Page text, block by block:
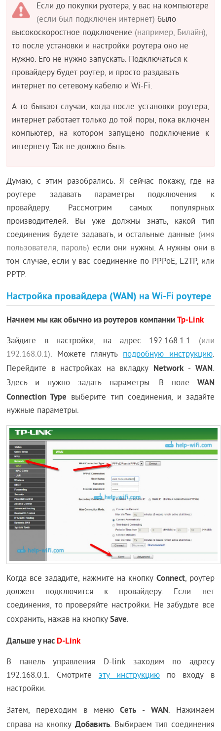
Если до покупки руотера, у вас на компьютере
(если был подключен интернет) было
высокоскоростное подключение (например, Билайн),
то после установки и настройки роутера оно не
нужно. Его не нужно запускать. Подключаться к
провайдеру будет роутер, и просто раздавать
интернет по сетевому кабелю и Wi-Fi.
А то бывают случаи, когда после установки роутера,
интернет работает только до той поры, пока включен
компьютер, на котором запущено подключение к
интернету. Так не должно быть.
Думаю, с этим разобрались. Я сейчас покажу, где на
роутере задавать параметры подключения к
провайдеру. Рассмотрим самых популярных
производителей. Вы уже должны знать, какой тип
соединения будете задавать, и остальные данные (имя
пользователя, пароль) если они нужны. А нужны они в
том случае, если у вас соединение по PPPoE, L2TP, или
PPTP.
Настройка провайдера (WAN) на Wi-Fi роутере
Начнем мы как обычно из роутеров компанииTp-Link
Зайдите в настройки, на адрес 192.168.1.1 (или
192.168.0.1). Можете глянутьподробную инструкцию.
Перейдите в настройках на вкладку Network- WAN.
Здесь и нужно задать параметры. В поле WAN
Connection Type выберите тип соединения, и задайте
нужные параметры.
Когда все зададите, нажмите на кнопку Connect, роутер
должен подключится к провайдеру. Если нет
соединения, то проверяйте настройки. Не забудьте все
сохранить, нажав на кнопкуSave.
Дальше у нас D-Link
В панель управления D-link заходим по адресу
192.168.0.1. Смотритеэту инструкцию по входу в
настройки.
Затем, переходим в менюСеть - WAN. Нажимаем
справа на кнопку Добавить. Выбираем тип соединения